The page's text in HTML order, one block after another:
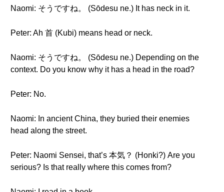
Naomi: そうですね。 (Sōdesu ne.) It has neck in it.
Peter: Ah 首 (Kubi) means head or neck.
Naomi: そうですね。 (Sōdesu ne.) Depending on the
context. Do you know why it has a head in the road?
Peter: No.
Naomi: In ancient China, they buried their enemies
head along the street.
Peter: Naomi Sensei, that’s 本気？ (Honki?) Are you
serious? Is that really where this comes from?